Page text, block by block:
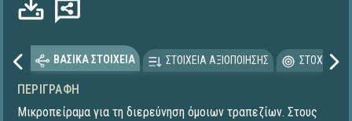
ΒΑΣΙΚΑ ΣΤΟΙΧΕΙΑ ΣΤΟΙΧΕΙΑ ΑΞΙΟΠΟΙΗΣΗΣ
ΠΕΡΙΓΡΑΦΉ
Μικροπείραμα για τη διερεύνηση όμοιων τραπεζίων. Στους